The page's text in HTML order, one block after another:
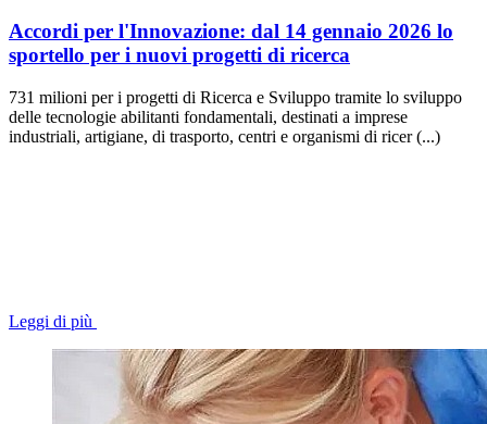
Accordi per l'Innovazione: dal 14 gennaio 2026 lo
sportello per i nuovi progetti di ricerca
731 milioni per i progetti di Ricerca e Sviluppo tramite lo sviluppo
delle tecnologie abilitanti fondamentali, destinati a imprese
industriali, artigiane, di trasporto, centri e organismi di ricer (...)
Leggi di più